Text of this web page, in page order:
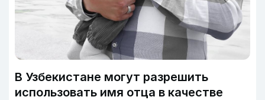
В Узбекистане могут разрешить
использовать имя отца в качестве